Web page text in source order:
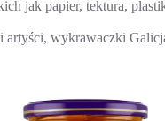
jak papier, tektura,
artyści, wykrawaczki